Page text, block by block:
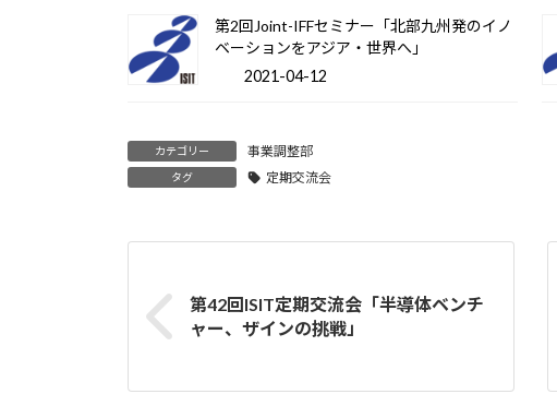
第2回Joint-IFFセミナー「北部九州発のイノ
ベーションをアジア・世界へ」
2021-04-12
カテゴリー 事業調整部
タグ 定期交流会
第42回ISIT定期交流会「半導体ベンチ
ャー、ザインの挑戦」